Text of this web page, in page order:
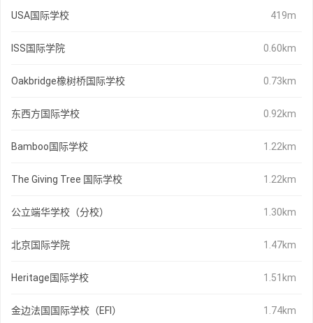
USA国际学校 419m
ISS国际学院 0.60km
Oakbridge橡树桥国际学校 0.73km
东西方国际学校 0.92km
Bamboo国际学校 1.22km
The Giving Tree 国际学校 1.22km
公立端华学校（分校） 1.30km
北京国际学院 1.47km
Heritage国际学校 1.51km
金边法国国际学校（EFI） 1.74km